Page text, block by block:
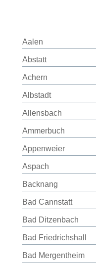
Aalen
Abstatt
Achern
Albstadt
Allensbach
Ammerbuch
Appenweier
Aspach
Backnang
Bad Cannstatt
Bad Ditzenbach
Bad Friedrichshall
Bad Mergentheim